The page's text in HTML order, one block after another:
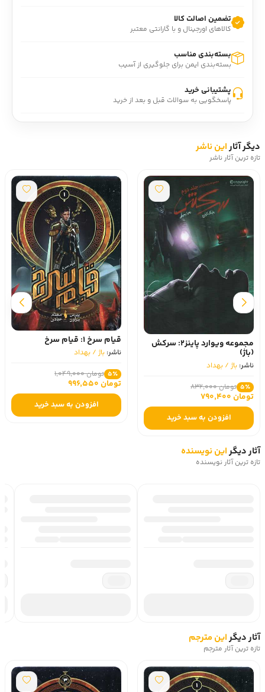
تضمین اصالت کالا
کالاهای اورجینال و با گارانتی معتبر
بسته‌بندی مناسب
بسته‌بندی ایمن برای جلوگیری از آسیب
پشتیبانی خرید
پاسخگویی به سوالات قبل و بعد از خرید
دیگر آثاراین ناشر
تازه ترین آثار ناشر
مجموعه ویوارد پاینز2: سرکش
(باژ)
ناشر: باژ / بهداد
5٪ تومان 832,000
تومان 790,400
افزودن به سبد خرید
قیام سرخ 1: قیام سرخ
ناشر: باژ / بهداد
5٪ تومان 1,049,000
تومان 996,550
افزودن به سبد خرید
آثار دیگراین نویسنده
تازه ترین آثار نویسنده
آثار دیگراین مترجم
تازه ترین آثار مترجم